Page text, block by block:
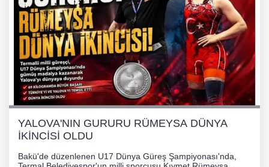
YALOVA'NIN GURURU RÜMEYSA DÜNYA
İKİNCİSİ OLDU
Bakü'de düzenlenen U17 Dünya Güreş Şampiyonası'nda,